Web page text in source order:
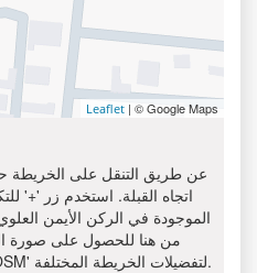
Leaflet | © Google Maps
عن طريق التنقل على الخريطة
اتجاه القبلة. استخدم زر '+'
الموجودة في الركن الأيمن
لموقعك. يمكنك استخدام خيار 'OSM' لتفضيلات الخريطة المختلفة.